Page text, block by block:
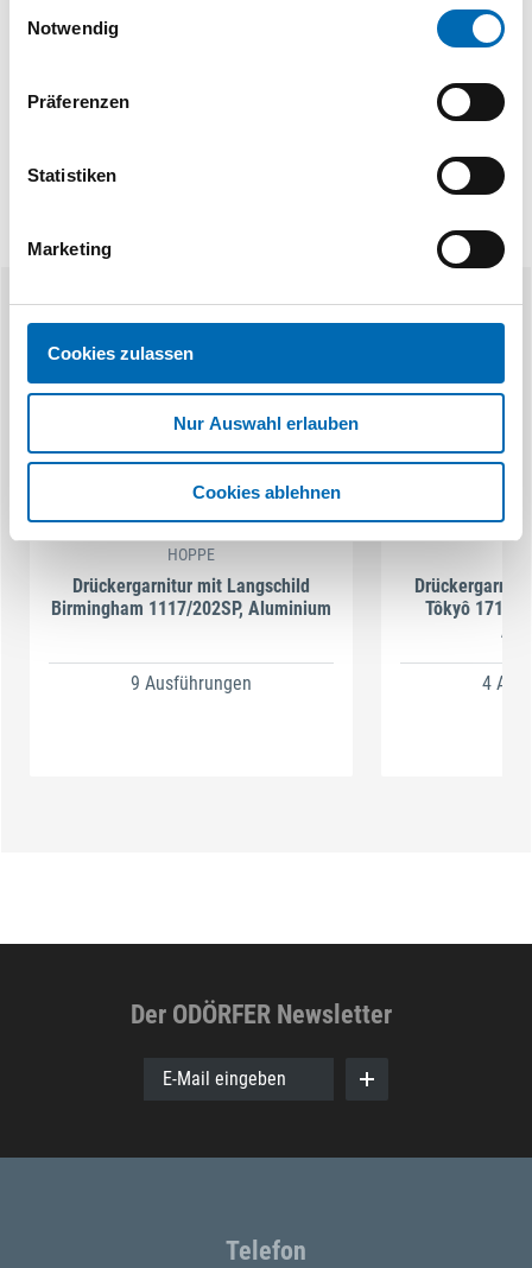
Notwendig
Präferenzen
Statistiken
Marketing
Cookies zulassen
Nur Auswahl erlauben
Cookies ablehnen
Technische Daten
Ähnliche Produkte
HOPPE
Drückergarnitur mit Langschild
Birmingham 1117/202SP, Aluminium
9 Ausführungen
Tôkyô
4
Der ODÖRFER Newsletter
E-Mail eingeben
Telefon